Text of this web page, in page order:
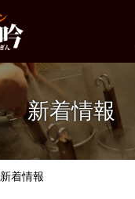
新着情報
新着情報